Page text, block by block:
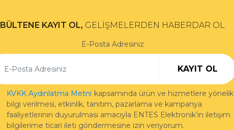
BÜLTENE KAYIT OL, GELİŞMELERDEN HABERDAR OL
E-Posta Adresiniz
KAYIT OL
KVKK Aydınlatma Metni kapsamında ürün ve hizmetlere yönelik
bilgi verilmesi, etkinlik, tanıtım, pazarlama ve kampanya
faaliyetlerinin duyurulması amacıyla ENTES Elektronik’in iletişim
bilgilerime ticari ileti göndermesine izin veriyorum.